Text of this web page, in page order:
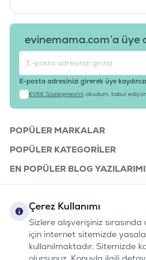
evinemama.com’a üye
E-posta adresinizi girerek üye
KVKK Sözleşmesi'ni okudum, kabul
POPÜLER MARKALAR
POPÜLER KATEGORILER
EN POPÜLER BLOG
KURUMSAL
bizi takip edin:
Çerez Kullanımı
Sizlere alışverişiniz
için internet sitemizde
kullanılmaktadır. Sitemizde